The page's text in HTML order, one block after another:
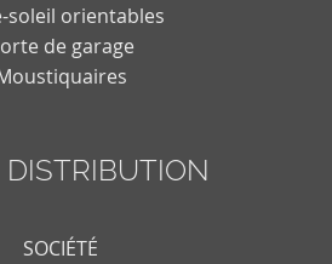
soleil orientables
de garage
DISTRIBUTION
SOCIÉTÉ